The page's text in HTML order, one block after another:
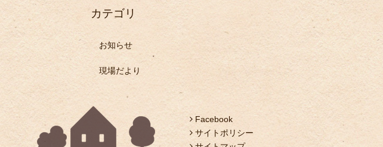
カテゴリ
お知らせ
現場だより
Facebook
サイトポリシー